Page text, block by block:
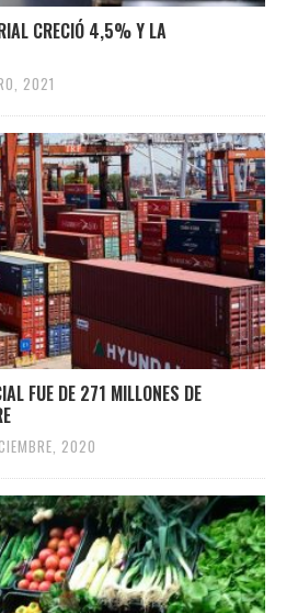
CRECIÓ 4,5% Y LA
2021
FUE DE 271 MILLONES DE
2020